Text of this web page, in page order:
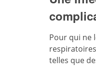
Pour qui ne
telles que